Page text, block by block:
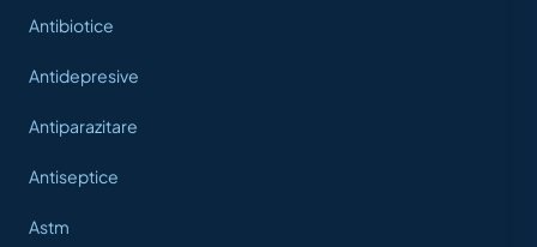
Antibiotice
Antidepresive
Antiparazitare
Antiseptice
Astm